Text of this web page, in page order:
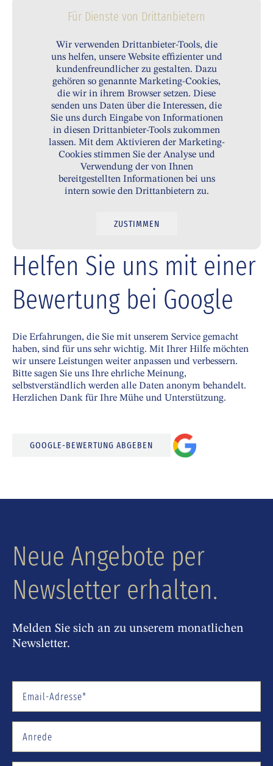
Für Dienste von Drittanbietern
Wir verwenden Drittanbieter-Tools, die
uns helfen, unsere Website effizienter und
kundenfreundlicher zu gestalten. Dazu
gehören so genannte Marketing-Cookies,
die wir in ihrem Browser setzen. Diese
senden uns Daten über die Interessen, die
Sie uns durch Eingabe von Informationen
in diesen Drittanbieter-Tools zukommen
lassen. Mit dem Aktivieren der Marketing-
Cookies stimmen Sie der Analyse und
Verwendung der von Ihnen
bereitgestellten Informationen bei uns
intern sowie den Drittanbietern zu.
ZUSTIMMEN
Helfen Sie uns mit einer
Bewertung bei Google
Die Erfahrungen, die Sie mit unserem Service gemacht
haben, sind für uns sehr wichtig. Mit Ihrer Hilfe möchten
wir unsere Leistungen weiter anpassen und verbessern.
Bitte sagen Sie uns Ihre ehrliche Meinung,
selbstverständlich werden alle Daten anonym behandelt.
Herzlichen Dank für Ihre Mühe und Unterstützung.
GOOGLE-BEWERTUNG ABGEBEN
Neue Angebote per
Newsletter erhalten.
Melden Sie sich an zu unserem monatlichen
Newsletter.